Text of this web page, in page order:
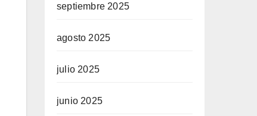
septiembre 2025
agosto 2025
julio 2025
junio 2025